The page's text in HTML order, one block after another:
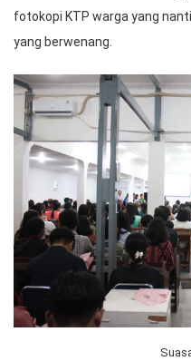
fotokopi KTP warga yang
yang berwenang.